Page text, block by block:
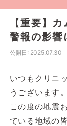
【重要】
警報の影響
公開日 : 2025.07.30
いつもクリニ
うございます。
この度の地震
ている地域の